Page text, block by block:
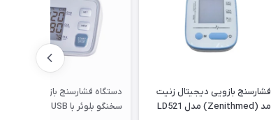
فشارسنج بازویی دیجیتال زنیت
مد (Zenithmed) مدل LD521
دستگاه فشارسنج بازویی